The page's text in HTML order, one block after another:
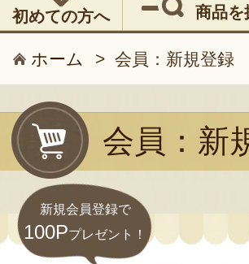
初めての方へ 商品を
ホーム > 会員：新規登録
会員：新
新規会員登録で
100Pプレゼント！